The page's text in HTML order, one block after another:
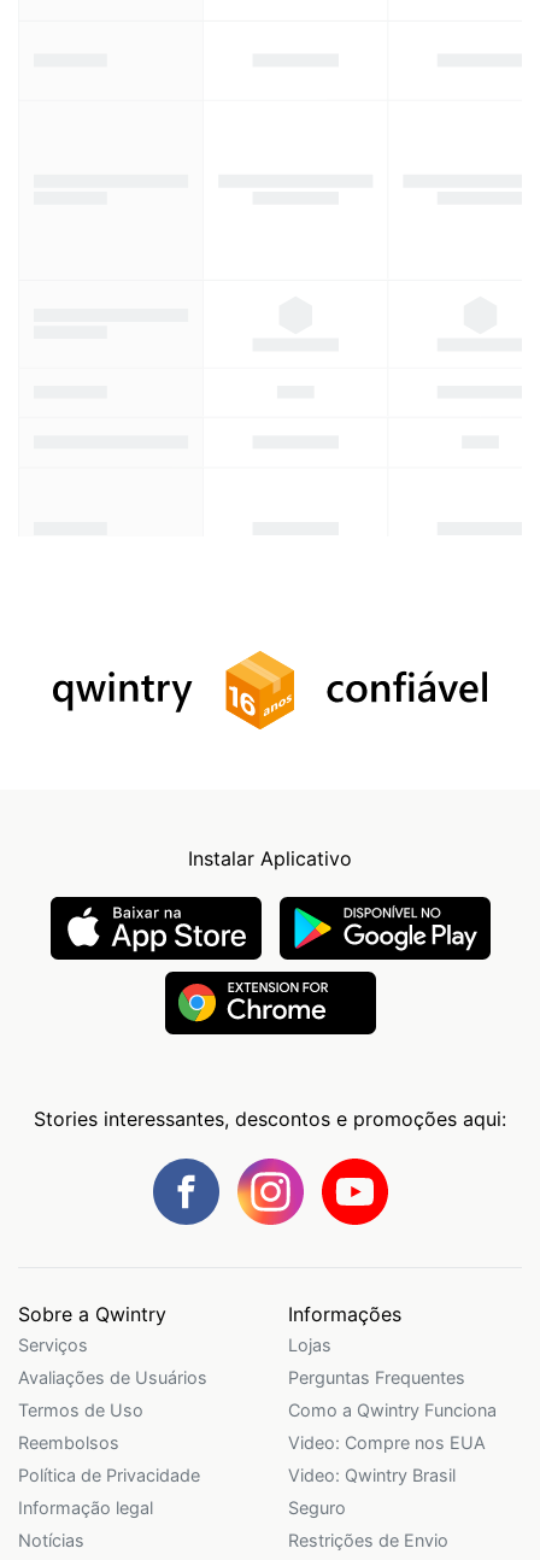
Instalar Aplicativo
Stories interessantes, descontos e promoções aqui:
Sobre a Qwintry
Serviços
Avaliações de Usuários
Termos de Uso
Reembolsos
Política de Privacidade
Informação legal
Notícias
Informações
Lojas
Perguntas Frequentes
Como a Qwintry Funciona
Video: Compre nos EUA
Video: Qwintry Brasil
Seguro
Restrições de Envio